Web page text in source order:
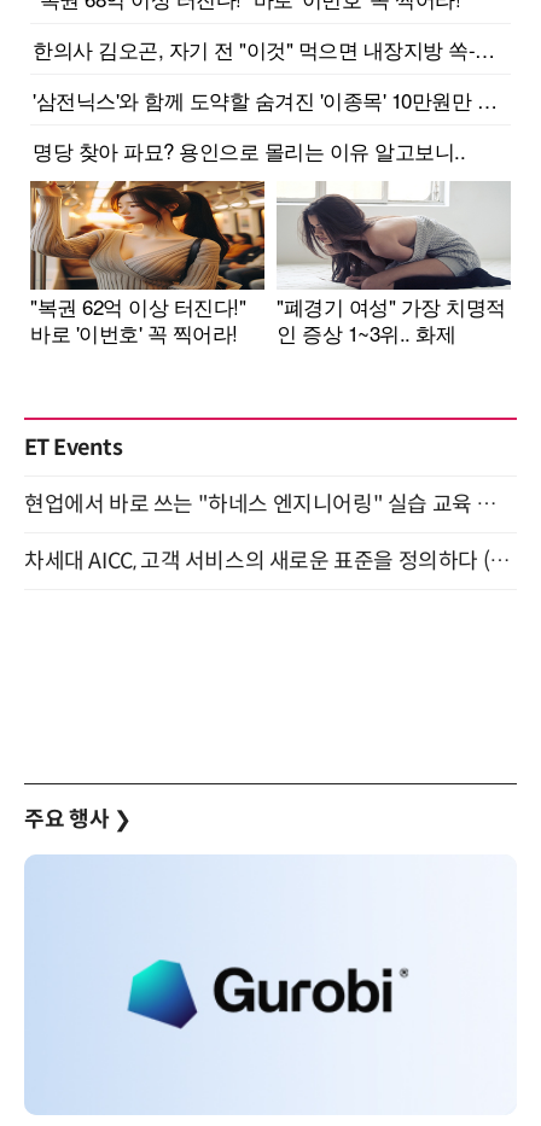
ET Events
현업에서 바로 쓰는 "하네스 엔지니어링" 실습 교육 워크숍 8월 20일 개최
차세대 AICC, 고객 서비스의 새로운 표준을 정의하다 (9/9)
주요 행사 ❯